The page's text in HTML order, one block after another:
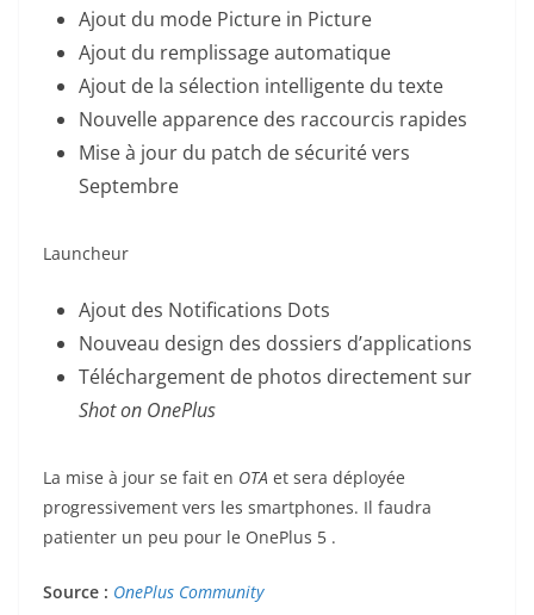
Ajout du mode Picture in Picture
Ajout du remplissage automatique
Ajout de la sélection intelligente du texte
Nouvelle apparence des raccourcis rapides
Mise à jour du patch de sécurité vers
Septembre
Launcheur
Ajout des Notifications Dots
Nouveau design des dossiers d’applications
Téléchargement de photos directement sur
Shot on OnePlus
La mise à jour se fait en OTA et sera déployée
progressivement vers les smartphones. Il faudra
patienter un peu pour le OnePlus 5 .
Source : OnePlus Community